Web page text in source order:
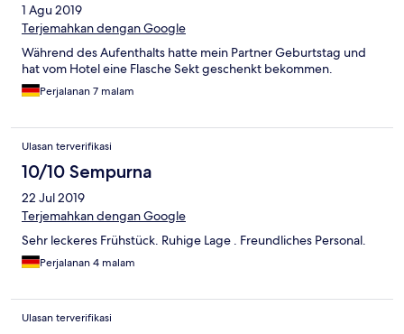
1 Agu 2019
Terjemahkan dengan Google
Während des Aufenthalts hatte mein Partner Geburtstag und
hat vom Hotel eine Flasche Sekt geschenkt bekommen.
Perjalanan 7 malam
Ulasan terverifikasi
10/10 Sempurna
22 Jul 2019
Terjemahkan dengan Google
Sehr leckeres Frühstück. Ruhige Lage . Freundliches Personal.
Perjalanan 4 malam
Ulasan terverifikasi